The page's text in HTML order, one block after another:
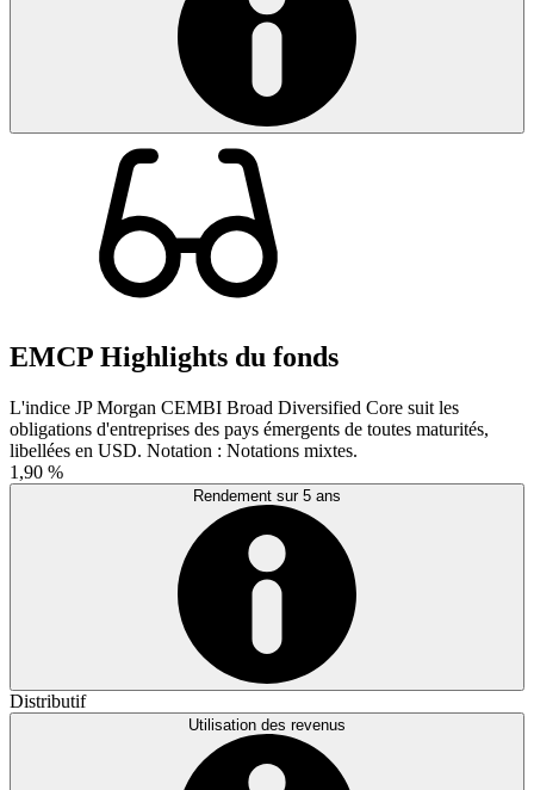
EMCP Highlights du fonds
L'indice JP Morgan CEMBI Broad Diversified Core suit les
obligations d'entreprises des pays émergents de toutes maturités,
libellées en USD. Notation : Notations mixtes.
1,90 %
Rendement sur 5 ans
Distributif
Utilisation des revenus